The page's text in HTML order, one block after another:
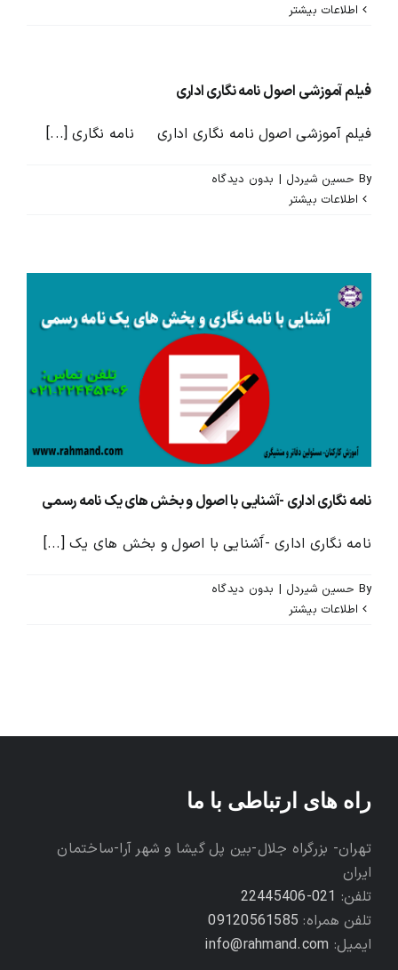
اطلاعات بیشتر
فیلم آموزشی اصول نامه نگاری اداری
فیلم آموزشی اصول نامه نگاری اداری نامه نگاری [...]
By حسین شیردل | بدون ديدگاه
اطلاعات بیشتر
نامه نگاری اداری -آشنایی با اصول و بخش های یک نامه رسمی
نامه نگاری اداری -آَشنایی با اصول و بخش های یک [...]
By حسین شیردل | بدون ديدگاه
اطلاعات بیشتر
راه های ارتباطی با ما
تهران- بزرگراه جلال-بین پل گیشا و شهر آرا-ساختمان
ایران
تلفن: 021-22445406
تلفن همراه: 09120561585
ایمیل: info@rahmand.com